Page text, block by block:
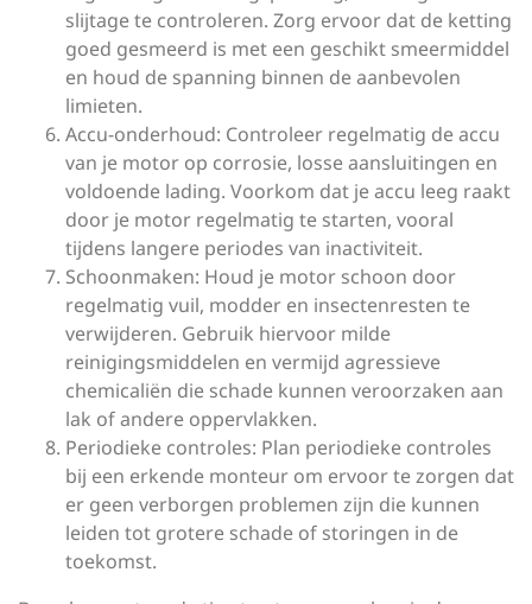
slijtage te controleren. Zorg ervoor dat de ketting
goed gesmeerd is met een geschikt smeermiddel
en houd de spanning binnen de aanbevolen
limieten.
Accu-onderhoud: Controleer regelmatig de accu
van je motor op corrosie, losse aansluitingen en
voldoende lading. Voorkom dat je accu leeg raakt
door je motor regelmatig te starten, vooral
tijdens langere periodes van inactiviteit.
Schoonmaken: Houd je motor schoon door
regelmatig vuil, modder en insectenresten te
verwijderen. Gebruik hiervoor milde
reinigingsmiddelen en vermijd agressieve
chemicaliën die schade kunnen veroorzaken aan
lak of andere oppervlakken.
Periodieke controles: Plan periodieke controles
bij een erkende monteur om ervoor te zorgen dat
er geen verborgen problemen zijn die kunnen
leiden tot grotere schade of storingen in de
toekomst.